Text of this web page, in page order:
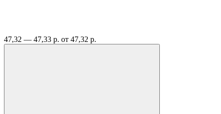
47,32 — 47,33 р. от 47,32 р.